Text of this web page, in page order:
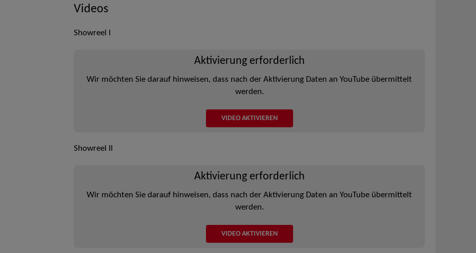
Videos
Showreel I
Aktivierung erforderlich
Wir möchten Sie darauf hinweisen, dass nach der Aktivierung Daten an YouTube übermittelt
werden.
VIDEO AKTIVIEREN
Showreel II
Aktivierung erforderlich
Wir möchten Sie darauf hinweisen, dass nach der Aktivierung Daten an YouTube übermittelt
werden.
VIDEO AKTIVIEREN